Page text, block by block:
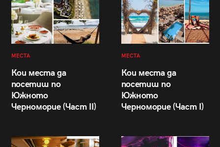
МЕСТА
Кои места да
посетиш по
Южното
Черноморие (Част II)
МЕСТА
Кои места да
посетиш по
Южното
Черноморие (Част I)